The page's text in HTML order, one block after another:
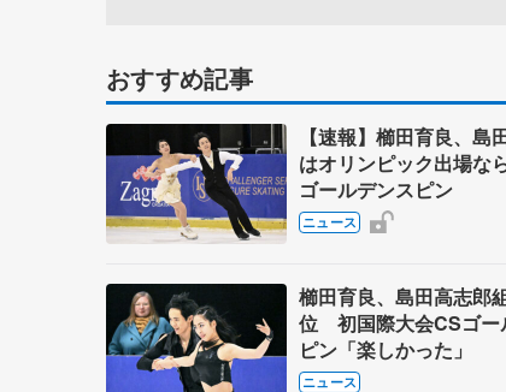
おすすめ記事
【速報】櫛田育良、島
はオリンピック出場
ゴールデンスピン
ニュース
櫛田育良、島田高志郎
位 初国際大会CSゴー
ピン「楽しかった」
ニュース